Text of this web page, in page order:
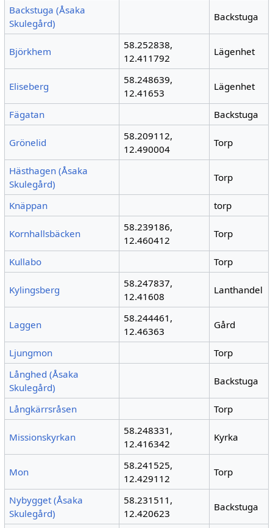
Backstuga (Åsaka
Skulegård)
Backstuga
Björkhem
58.252838,
12.411792
Lägenhet
Eliseberg
58.248639,
12.41653
Lägenhet
Fägatan Backstuga
Grönelid
58.209112,
12.490004
Torp
Hästhagen (Åsaka
Skulegård)
Torp
Knäppan torp
Kornhallsbäcken
58.239186,
12.460412
Torp
Kullabo Torp
Kylingsberg
58.247837,
12.41608
Lanthandel
Laggen
58.244461,
12.46363
Gård
Ljungmon
Torp
Långhed (Åsaka
Skulegård)
Backstuga
Långkärrsråsen Torp
Missionskyrkan
58.248331,
12.416342
Kyrka
Mon
58.241525,
12.429112
Torp
Nybygget (Åsaka
Skulegård)
58.231511,
12.420623
Backstuga